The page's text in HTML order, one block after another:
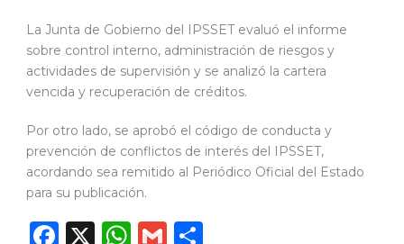
La Junta de Gobierno del IPSSET evaluó el informe
sobre control interno, administración de riesgos y
actividades de supervisión y se analizó la cartera
vencida y recuperación de créditos.
Por otro lado, se aprobó el código de conducta y
prevención de conflictos de interés del IPSSET,
acordando sea remitido al Periódico Oficial del Estado
para su publicación.
Facebook
X WhatsApp
Gmail